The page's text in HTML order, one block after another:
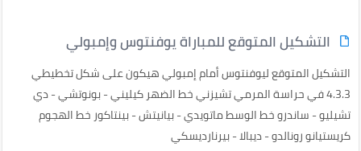
التشكيل المتوقع للمباراة يوفنتوس وإمبولي
التشكيل المتوقع ليوفنتوس أمام إمبولي هيكون على شكل تخطيطي
4.3.3 في حراسة المرمي تشيزني خط الضهر كيليني - بونوتشي - دي
تشيليو - ساندرو خط الوسط ماتويدي - بيانيتش - بينتاكور خط الهجوم
كريستيانو رونالدو - ديبالا - بيرنارديسكي